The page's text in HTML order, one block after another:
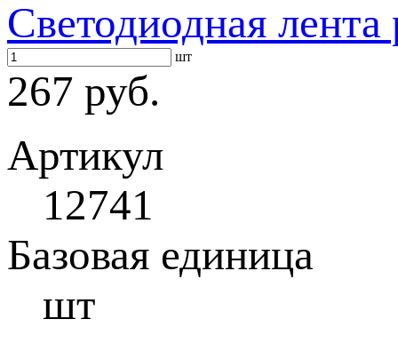
Светодиодная
шт
267 руб.
Артикул
12741
Базовая единица
шт